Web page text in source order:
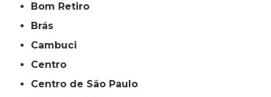
Bom Retiro
Brás
Cambuci
Centro
Centro de São Paulo